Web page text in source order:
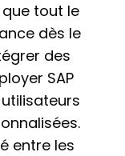
que tout le
dès le
des
SAP
entre les